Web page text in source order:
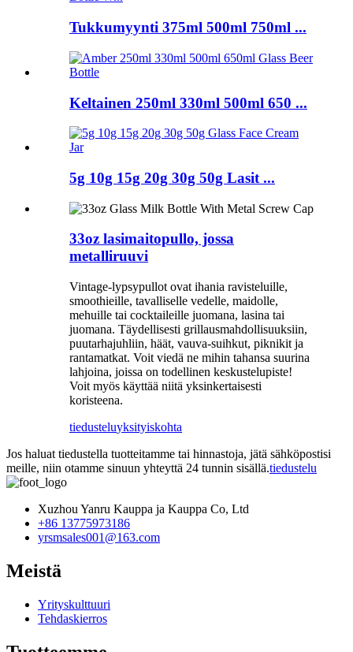
Tukkumyynti 375ml 500ml 750ml ...
Keltainen 250ml 330ml 500ml 650 ...
5g 10g 15g 20g 30g 50g Lasit ...
33oz lasimaitopullo, jossa
metalliruuvi
Vintage-lypsypullot ovat ihania ravisteluille,
smoothieille, tavalliselle vedelle, maidolle,
mehuille tai cocktaileille juomana, lasina tai
juomana. Täydellisesti grillausmahdollisuuksiin,
puutarhajuhliin, häät, vauva-suihkut, piknikit ja
rantamatkat. Voit viedä ne mihin tahansa suurina
lahjoina, joissa on todellinen keskustelupiste!
Voit myös käyttää niitä yksinkertaisesti
koristeena.
tiedusteluyksityiskohta
Jos haluat tiedustella tuotteitamme tai hinnastoja, jätä sähköpostisi
meille, niin otamme sinuun yhteyttä 24 tunnin sisällä.tiedustelu
Xuzhou Yanru Kauppa ja Kauppa Co, Ltd
+86 13775973186
yrsmsales001@163.com
Meistä
Yrityskulttuuri
Tehdaskierros